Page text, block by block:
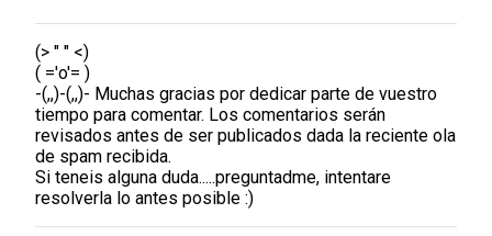
P
u
b
l
i
c
a
r
u
(> " " <)
( ='o'= )
-(,,)-(,,)- Muchas gracias por dedicar parte de vuestro
tiempo para comentar. Los comentarios serán
revisados antes de ser publicados dada la reciente ola
de spam recibida.
Si teneis alguna duda.....preguntadme, intentare
resolverla lo antes posible :)